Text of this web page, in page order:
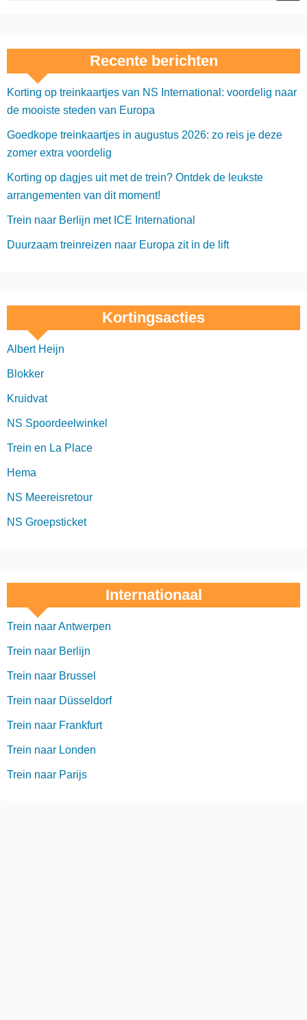
t
e
n
p
a
g
n
n
g
Recente berichten
Korting op treinkaartjes van NS International: voordelig naar
de mooiste steden van Europa
Goedkope treinkaartjes in augustus 2026: zo reis je deze
zomer extra voordelig
Korting op dagjes uit met de trein? Ontdek de leukste
arrangementen van dit moment!
Trein naar Berlijn met ICE International
Duurzaam treinreizen naar Europa zit in de lift
Kortingsacties
Albert Heijn
Blokker
Kruidvat
NS Spoordeelwinkel
Trein en La Place
Hema
NS Meereisretour
NS Groepsticket
Internationaal
Trein naar Antwerpen
Trein naar Berlijn
Trein naar Brussel
Trein naar Düsseldorf
Trein naar Frankfurt
Trein naar Londen
Trein naar Parijs